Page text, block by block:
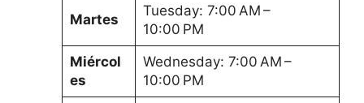
Martes
Tuesday: 7:00 AM –
10:00 PM
Miércol
es
Wednesday: 7:00 AM –
10:00 PM